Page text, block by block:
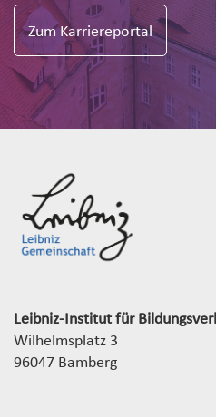
Zum Karriereportal
Leibniz-Institut für
Wilhelmsplatz 3
96047 Bamberg